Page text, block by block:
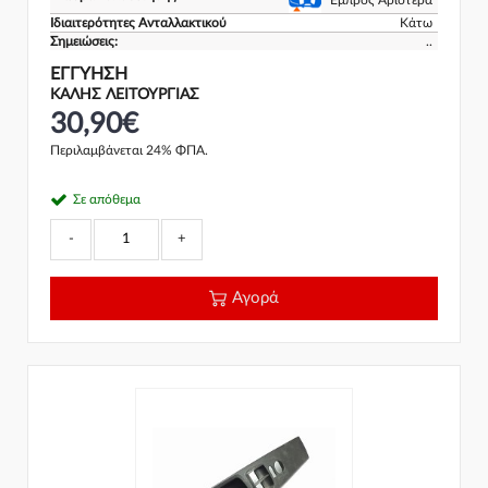
Ιδιαιτερότητες Ανταλλακτικού
Κάτω
Σημειώσεις:
..
ΕΓΓΎΗΣΗ
ΚΑΛΗΣ ΛΕΙΤΟΥΡΓΙΑΣ
30,90€
Περιλαμβάνεται 24% ΦΠΑ.
Σε απόθεμα
- +
Αγορά